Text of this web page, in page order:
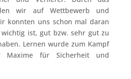
wir auf Wettbewerb und
konnten uns schon mal daran
wichtig ist, gut bzw. sehr gut zu
Lernen wurde zum Kampf
Maxime für Sicherheit und